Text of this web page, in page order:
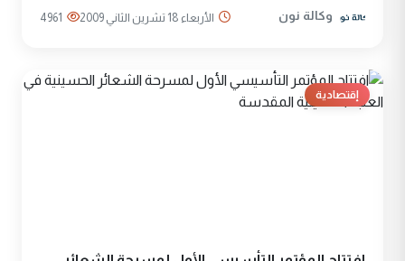
وكالة نون الأربعاء 18 تشرين الثاني 2009 4961
إقتصادية